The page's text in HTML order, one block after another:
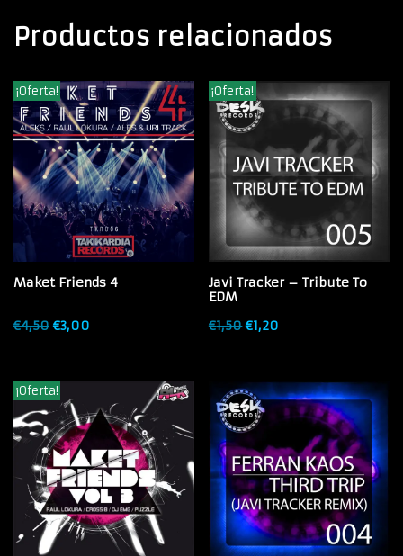
Productos relacionados
¡Oferta!
Maket Friends 4
€4,50 €3,00
¡Oferta!
Javi Tracker – Tribute To
EDM
€1,50 €1,20
¡Oferta!